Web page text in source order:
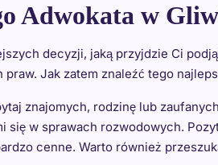
Adwokata w
decyzji, jaką przyjdzie Ci
Jak zatem znaleźć tego
znajomych, rodzinę lub
się w sprawach rozwodowych.
cenne. Warto również